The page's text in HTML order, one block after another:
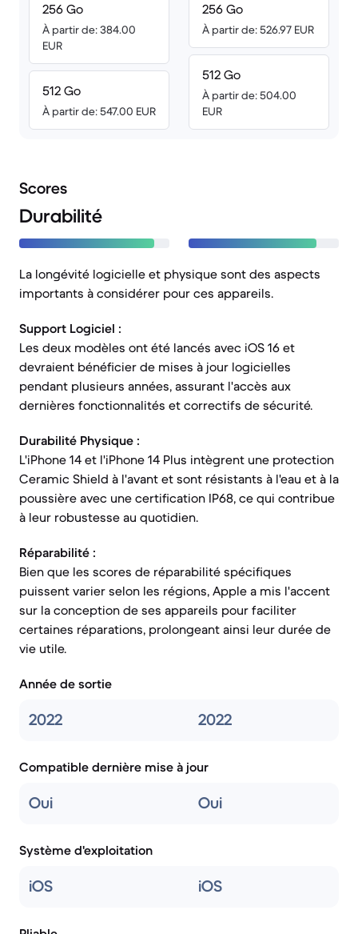
256 Go
À partir de: 384.00
EUR
512 Go
À partir de: 547.00 EUR
256 Go
À partir de: 526.97 EUR
512 Go
À partir de: 504.00
EUR
Scores
Durabilité
La longévité logicielle et physique sont des aspects
importants à considérer pour ces appareils.
Support Logiciel :
Les deux modèles ont été lancés avec iOS 16 et
devraient bénéficier de mises à jour logicielles
pendant plusieurs années, assurant l'accès aux
dernières fonctionnalités et correctifs de sécurité.
Durabilité Physique :
L'iPhone 14 et l'iPhone 14 Plus intègrent une protection
Ceramic Shield à l'avant et sont résistants à l'eau et à la
poussière avec une certification IP68, ce qui contribue
à leur robustesse au quotidien.
Réparabilité :
Bien que les scores de réparabilité spécifiques
puissent varier selon les régions, Apple a mis l'accent
sur la conception de ses appareils pour faciliter
certaines réparations, prolongeant ainsi leur durée de
vie utile.
Année de sortie
2022 2022
Compatible dernière mise à jour
Oui Oui
Système d'exploitation
iOS iOS